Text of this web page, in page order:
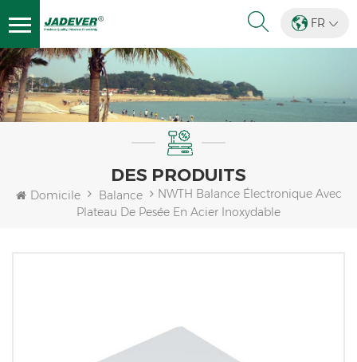
FR
DES PRODUITS
Domicile Balance
NWTH Balance Électronique Avec
Plateau De Pesée En Acier Inoxydable